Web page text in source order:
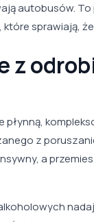
autobusów.
sprawiają,
z
z
a